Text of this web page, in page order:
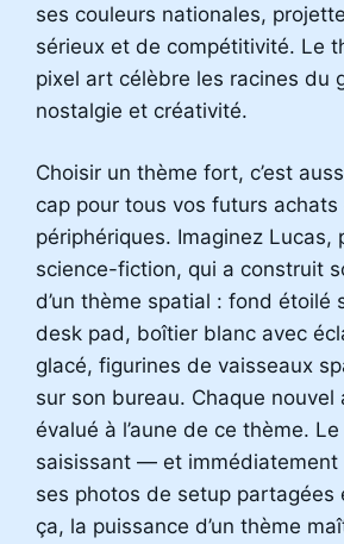
ses couleurs nationales,
sérieux et de compétitivité. Le
pixel art célèbre les racines du
nostalgie et créativité.
Choisir un thème fort, c’est
cap pour tous vos futurs achats
périphériques. Imaginez Lucas,
science-fiction, qui a construit
d’un thème spatial : fond étoilé
desk pad, boîtier blanc avec
glacé, figurines de vaisseaux
sur son bureau. Chaque nouvel
évalué à l’aune de ce thème.
saisissant — et
ses photos de setup partagées
ça, la puissance d’un thème